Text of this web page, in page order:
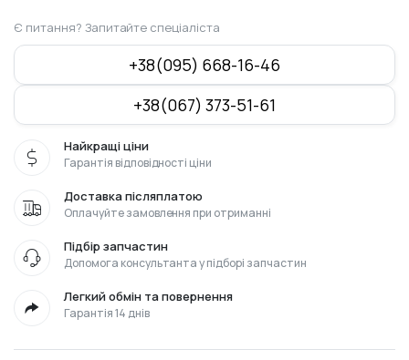
Є питання? Запитайте спеціаліста
+38(095) 668-16-46
+38(067) 373-51-61
Найкращі ціни
Гарантія відповідності ціни
Доставка післяплатою
Оплачуйте замовлення при отриманні
Підбір запчастин
Допомога консультанта у підборі запчастин
Легкий обмін та повернення
Гарантія 14 днів